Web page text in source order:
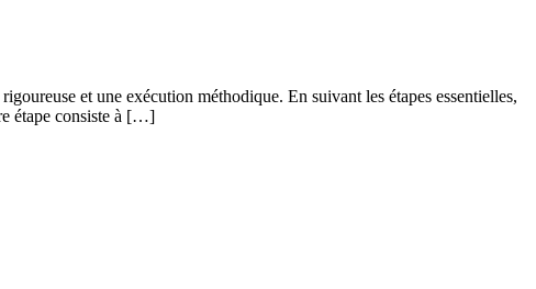
et une exécution méthodique. En suivant les étapes essentielles,
étape consiste à […]